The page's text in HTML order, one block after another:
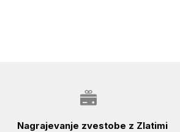
Nagrajevanje zvestobe z Zlatimi